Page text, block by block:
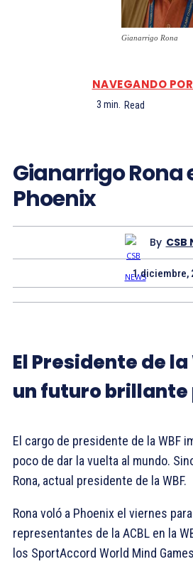
Gianarrigo Rona
NAVEGANDO
3 min. Read
Gianarrigo Rona
Phoenix
By CSB
1 diciembre,
El Presidente de
un futuro brillante
El cargo de presidente de la WBF
poco de dar la vuelta al mundo.
Rona, actual presidente de la WBF.
Rona voló a Phoenix el viernes
representantes de la ACBL en la
los SportAccord World Mind